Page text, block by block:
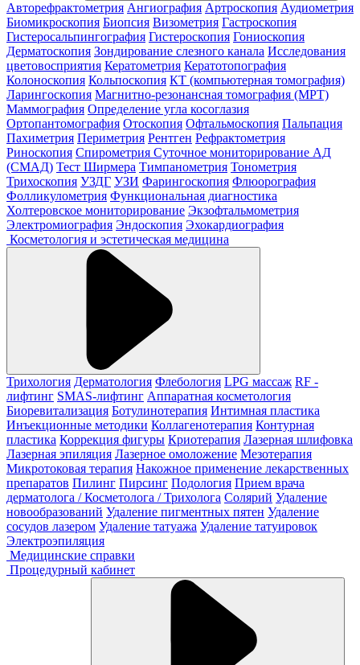
Авторефрактометрия Ангиография Артроскопия Аудиометрия
Биомикроскопия Биопсия Визометрия Гастроскопия
Гистеросальпингография Гистероскопия Гониоскопия
Дерматоскопия Зондирование слезного канала Исследования
цветовосприятия Кератометрия Кератотопография
Колоноскопия Кольпоскопия КТ (компьютерная томография)
Ларингоскопия Магнитно-резонансная томография (МРТ)
Маммография Определение угла косоглазия
Ортопантомография Отоскопия Офтальмоскопия Пальпация
Пахиметрия Периметрия Рентген Рефрактометрия
Риноскопия Спирометрия Суточное мониторирование АД
(СМАД) Тест Ширмера Тимпанометрия Тонометрия
Трихоскопия УЗДГ УЗИ Фарингоскопия Флюорография
Фолликулометрия Функциональная диагностика
Холтеровское мониторирование Экзофтальмометрия
Электромиография Эндоскопия Эхокардиография
Косметология и эстетическая медицина
Трихология Дерматология Флебология LPG массаж RF -
лифтинг SMAS-лифтинг Аппаратная косметология
Биоревитализация Ботулинотерапия Интимная пластика
Инъекционные методики Коллагенотерапия Контурная
пластика Коррекция фигуры Криотерапия Лазерная шлифовка
Лазерная эпиляция Лазерное омоложение Мезотерапия
Микротоковая терапия Накожное применение лекарственных
препаратов Пилинг Пирсинг Подология Прием врача
дерматолога / Косметолога / Трихолога Солярий Удаление
новообразований Удаление пигментных пятен Удаление
сосудов лазером Удаление татуажа Удаление татуировок
Электроэпиляция
Медицинские справки
Процедурный кабинет